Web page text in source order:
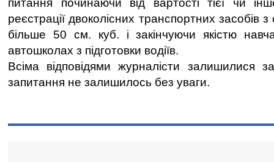
питання починаючи від вартості тієї чи
реєстрації двоколісних транспортних засобів
більше 50 см. куб. і закінчуючи якістю
автошколах з підготовки водіїв.
Всіма відповідями журналісти залишилися
запитання не залишилось без уваги.